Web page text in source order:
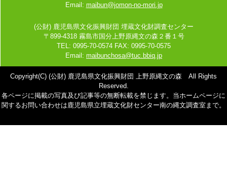
Email: maibun@jomon-no-mori.jp
(公財) 鹿児島県文化振興財団 埋蔵文化財調査センター
〒899-4318 霧島市国分上野原縄文の森２番１号
TEL: 0995-70-0574 FAX: 0995-70-0575
Email: maibunchosa@tuc.bbiq.jp
Copyright(C) (公財) 鹿児島県文化振興財団 上野原縄文の森 All Rights
Reserved.
各ページに掲載の写真及び記事等の無断転載を禁じます。当ホームページに
関するお問い合わせは鹿児島県立埋蔵文化財センター南の縄文調査室まで。